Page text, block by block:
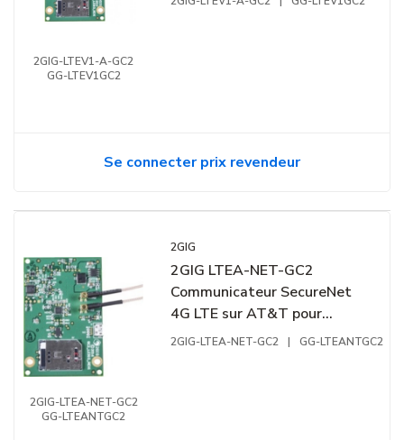
2GIG-LTEV1-A-GC2
GG-LTEV1GC2
Se connecter prix revendeur
2GIG-LTEA-NET-GC2
GG-LTEANTGC2
2GIG
2GIG LTEA-NET-GC2
Communicateur SecureNet
4G LTE sur AT&T pour
panneaux GC2 et GC2e
2GIG-LTEA-NET-GC2 | GG-LTEANTGC2